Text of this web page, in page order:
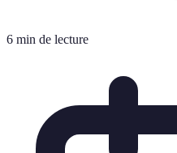
6 min de lecture